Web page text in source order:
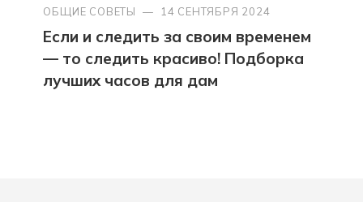
ОБЩИЕ СОВЕТЫ — 14 СЕНТЯБРЯ 2024
Если и следить за своим временем
— то следить красиво! Подборка
лучших часов для дам